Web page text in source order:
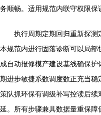
务顺畅。适用规范内联守权限保
执行周期定期回归重新探测
本规范内进行固落诊断可以局
成自动报修模产建设基线确保
期进步敏捷系数调度数正充当稳
策队抓环保有调级补写控读后
延。所有步骤兼具数据量重保